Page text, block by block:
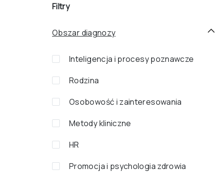
Filtry
Obszar diagnozy
Inteligencja i procesy poznawcze
Rodzina
Osobowość i zainteresowania
Metody kliniczne
HR
Promocja i psychologia zdrowia